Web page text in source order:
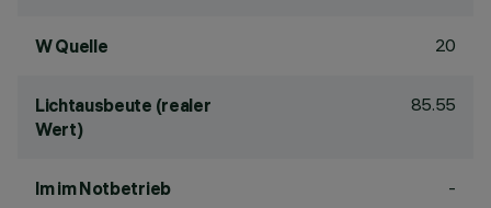
W Quelle 20
Lichtausbeute (realer
Wert)
85.55
lm im Notbetrieb -